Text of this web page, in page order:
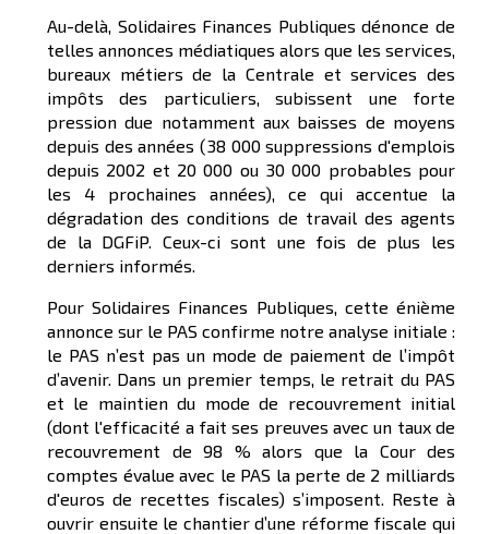
Au-delà, Solidaires Finances Publiques dénonce de
telles annonces médiatiques alors que les services,
bureaux métiers de la Centrale et services des
impôts des particuliers, subissent une forte
pression due notamment aux baisses de moyens
depuis des années (38 000 suppressions d'emplois
depuis 2002 et 20 000 ou 30 000 probables pour
les 4 prochaines années), ce qui accentue la
dégradation des conditions de travail des agents
de la DGFiP. Ceux-ci sont une fois de plus les
derniers informés.
Pour Solidaires Finances Publiques, cette énième
annonce sur le PAS confirme notre analyse initiale :
le PAS n’est pas un mode de paiement de l’impôt
d’avenir. Dans un premier temps, le retrait du PAS
et le maintien du mode de recouvrement initial
(dont l'efficacité a fait ses preuves avec un taux de
recouvrement de 98 % alors que la Cour des
comptes évalue avec le PAS la perte de 2 milliards
d'euros de recettes fiscales) s’imposent. Reste à
ouvrir ensuite le chantier d’une réforme fiscale qui